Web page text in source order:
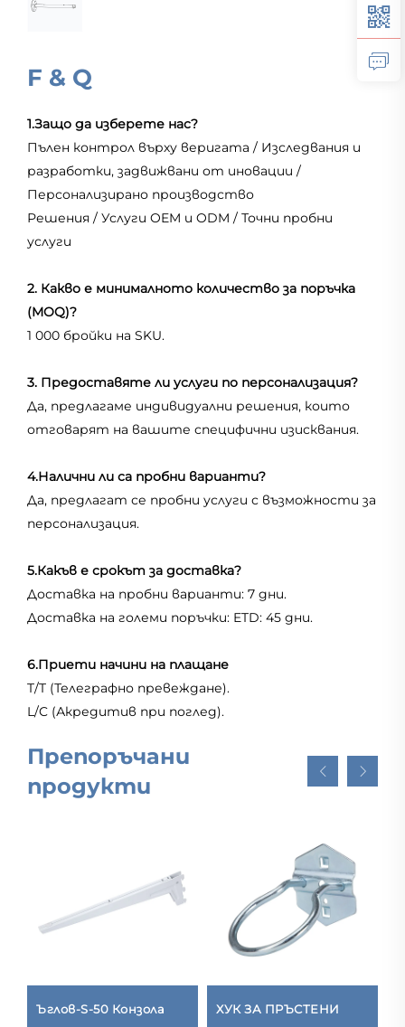
F & Q
1.Защо да изберете нас?
Пълен контрол върху веригата / Изследвания и
разработки, задвижвани от иновации /
Персонализирано производство
Решения / Услуги OEM и ODM / Точни пробни
услуги
2. Какво е минималното количество за поръчка
(MOQ)?
1 000 бройки на SKU.
3. Предоставяте ли услуги по персонализация?
Да, предлагаме индивидуални решения, които
отговарят на вашите специфични изисквания.
4.Налични ли са пробни варианти?
Да, предлагат се пробни услуги с възможности за
персонализация.
5.Какъв е срокът за доставка?
Доставка на пробни варианти: 7 дни.
Доставка на големи поръчки: ETD: 45 дни.
6.Приети начини на плащане
T/T (Телеграфно превеждане).
L/C (Акредитив при поглед).
Препоръчани
продукти
Ъглов-S-50 Конзола ХУК ЗА ПРЪСТЕНИ